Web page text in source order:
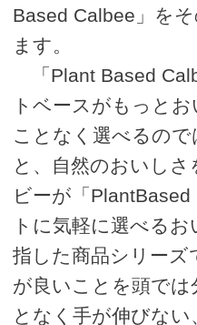
Based Calbee」を
ます。
「Plant Based
トベースがもっと
ことなく選べるの
と、自然のおいし
ビーが「
トに気軽に選べる
指した商品シリーズ
が良いことを頭で
となく手が伸びな